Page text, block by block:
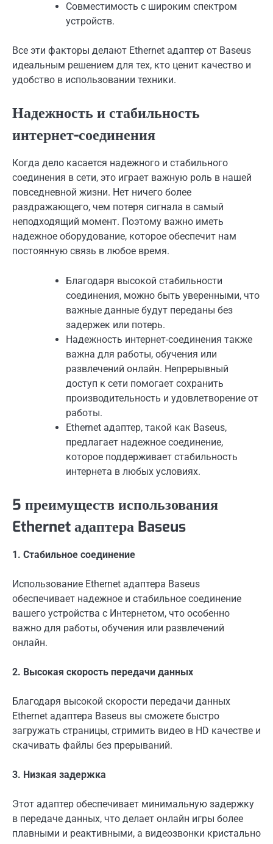
Совместимость с широким спектром
устройств.
Все эти факторы делают Ethernet адаптер от Baseus
идеальным решением для тех, кто ценит качество и
удобство в использовании техники.
Надежность и стабильность
интернет-соединения
Когда дело касается надежного и стабильного
соединения в сети, это играет важную роль в нашей
повседневной жизни. Нет ничего более
раздражающего, чем потеря сигнала в самый
неподходящий момент. Поэтому важно иметь
надежное оборудование, которое обеспечит нам
постоянную связь в любое время.
Благодаря высокой стабильности
соединения, можно быть уверенными, что
важные данные будут переданы без
задержек или потерь.
Надежность интернет-соединения также
важна для работы, обучения или
развлечений онлайн. Непрерывный
доступ к сети помогает сохранить
производительность и удовлетворение от
работы.
Ethernet адаптер, такой как Baseus,
предлагает надежное соединение,
которое поддерживает стабильность
интернета в любых условиях.
5 преимуществ использования
Ethernet адаптера Baseus
1. Стабильное соединение
Использование Ethernet адаптера Baseus
обеспечивает надежное и стабильное соединение
вашего устройства с Интернетом, что особенно
важно для работы, обучения или развлечений
онлайн.
2. Высокая скорость передачи данных
Благодаря высокой скорости передачи данных
Ethernet адаптера Baseus вы сможете быстро
загружать страницы, стримить видео в HD качестве и
скачивать файлы без прерываний.
3. Низкая задержка
Этот адаптер обеспечивает минимальную задержку
в передаче данных, что делает онлайн игры более
плавными и реактивными, а видеозвонки кристально